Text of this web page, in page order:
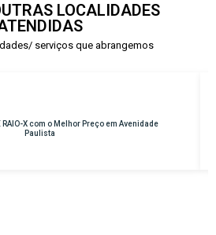
LOCALIDADES
serviços que abrangemos
de INSTRUMENTAÇÃO CIRÚRGICA com o Melhor Preço